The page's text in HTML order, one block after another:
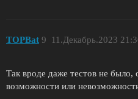
TOPBat 11.Декабрь.2023
9
Так вроде даже тестов не было,
возможности или